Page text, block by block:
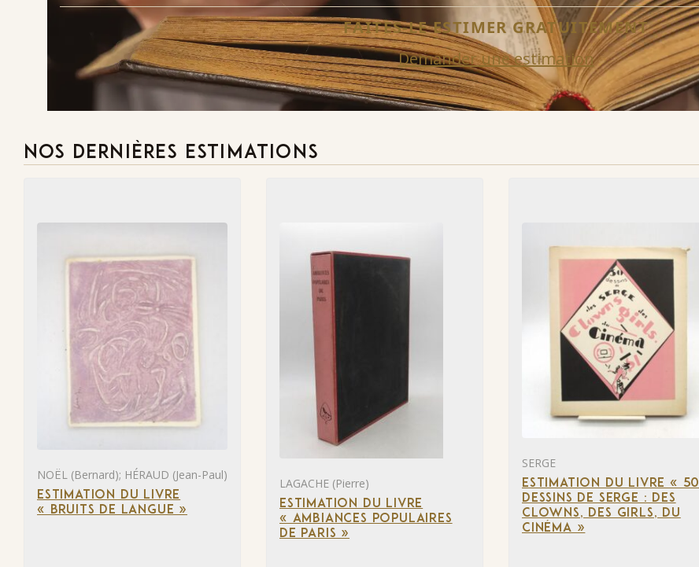
FAITES-LE ESTIMER GRATUITEMENT
Demander une estimation
NOS DERNIÈRES ESTIMATIONS
NOËL (Bernard); HÉRAUD (Jean-Paul)
ESTIMATION DU LIVRE
« BRUITS DE LANGUE »
LAGACHE (Pierre)
ESTIMATION DU LIVRE
« AMBIANCES POPULAIRES
DE PARIS »
SERGE
ESTIMATION DU LIVRE « 50
DESSINS DE SERGE : DES
CLOWNS, DES GIRLS, DU
CINÉMA »